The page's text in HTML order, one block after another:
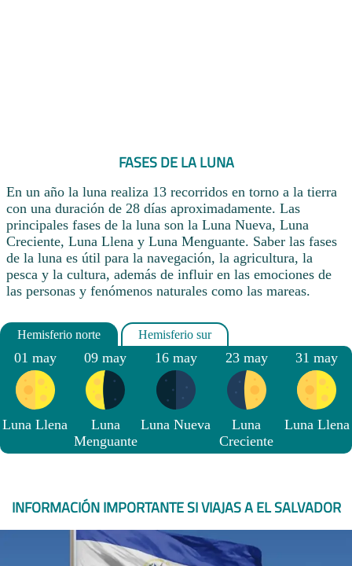
FASES DE LA LUNA
En un año la luna realiza 13 recorridos en torno a la tierra
con una duración de 28 días aproximadamente. Las
principales fases de la luna son la Luna Nueva, Luna
Creciente, Luna Llena y Luna Menguante. Saber las fases
de la luna es útil para la navegación, la agricultura, la
pesca y la cultura, además de influir en las emociones de
las personas y fenómenos naturales como las mareas.
01 may
Luna Llena
09 may
Luna
Menguante
16 may
Luna Nueva
23 may
Luna
Creciente
31 may
Luna Llena
INFORMACIÓN IMPORTANTE SI VIAJAS A EL SALVADOR